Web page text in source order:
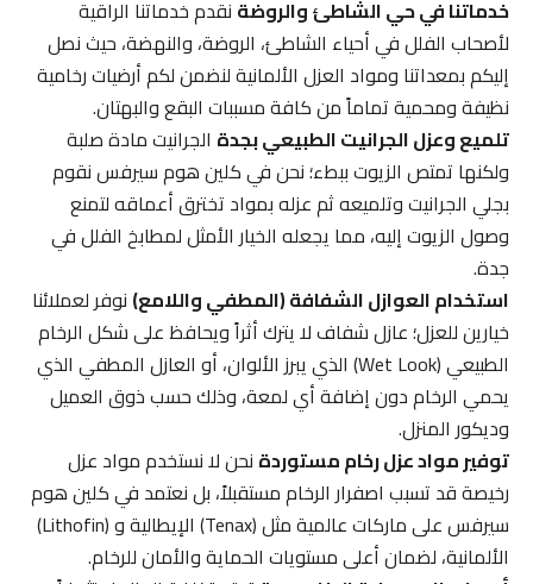
خدماتنا في حي الشاطئ والروضةنقدم خدماتنا الراقية
لأصحاب الفلل في أحياء الشاطئ، الروضة، والنهضة، حيث نصل
إليكم بمعداتنا ومواد العزل الألمانية لنضمن لكم أرضيات رخامية
نظيفة ومحمية تماماً من كافة مسببات البقع والبهتان.
تلميع وعزل الجرانيت الطبيعي بجدةالجرانيت مادة صلبة
ولكنها تمتص الزيوت ببطء؛ نحن في كلين هوم سيرفس نقوم
بجلي الجرانيت وتلميعه ثم عزله بمواد تخترق أعماقه لتمنع
وصول الزيوت إليه، مما يجعله الخيار الأمثل لمطابخ الفلل في
جدة.
استخدام العوازل الشفافة (المطفي واللامع)نوفر لعملائنا
خيارين للعزل؛ عازل شفاف لا يترك أثراً ويحافظ على شكل الرخام
الطبيعي (Wet Look) الذي يبرز الألوان، أو العازل المطفي الذي
يحمي الرخام دون إضافة أي لمعة، وذلك حسب ذوق العميل
وديكور المنزل.
توفير مواد عزل رخام مستوردةنحن لا نستخدم مواد عزل
رخيصة قد تسبب اصفرار الرخام مستقبلاً، بل نعتمد في كلين هوم
سيرفس على ماركات عالمية مثل (Tenax) الإيطالية و (Lithofin)
الألمانية، لضمان أعلى مستويات الحماية والأمان للرخام.